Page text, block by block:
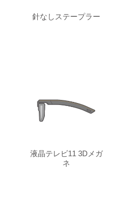
針なしステープラー
液晶テレビ11 3Dメガ
ネ